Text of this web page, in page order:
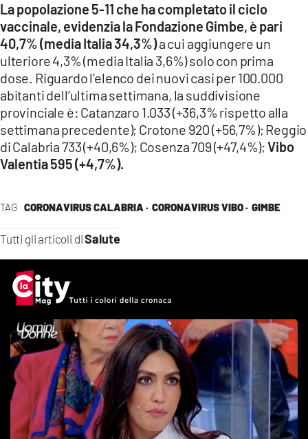
App
ANDROID
APPLE
TAG CORONAVIRUS CALABRIA · CORONAVIRUS VIBO · GIMBE
Tutti gli articoli diSalute
La popolazione 5-11 che ha completato il ciclo
vaccinale, evidenzia la Fondazione Gimbe, è pari
40,7% (media Italia 34,3%)a cui aggiungere un
ulteriore 4,3% (media Italia 3,6%) solo con prima
dose. Riguardo l’elenco dei nuovi casi per 100.000
abitanti dell’ultima settimana, la suddivisione
provinciale è: Catanzaro 1.033 (+36,3% rispetto alla
settimana precedente); Crotone 920 (+56,7%); Reggio
di Calabria 733 (+40,6%); Cosenza 709 (+47,4%);Vibo
Valentia 595 (+4,7%).